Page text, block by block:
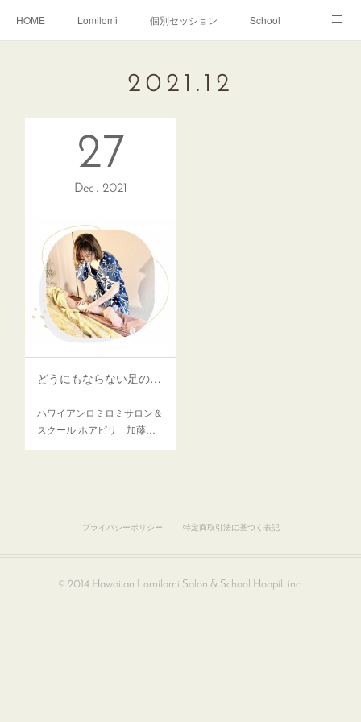
HOME Lomilomi 個別セッション School
2021 . 12
27
Dec 2021
どうにもならない足のツライむくみ、なくなるんですよ！
ハワイアンロミロミサロン＆
スクール ホアピリ 加藤…
プライバシーポリシー 特定商取引法に基づく表記
© 2014 Hawaiian Lomilomi Salon & School Hoapili inc.